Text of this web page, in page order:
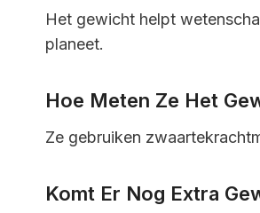
Het gewicht helpt
planeet.
Hoe Meten Ze Het
Ze gebruiken
Komt Er Nog Extra